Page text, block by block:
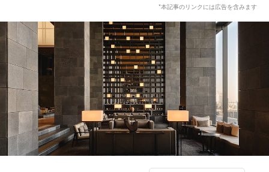
*本記事のリンクには広告を含みます